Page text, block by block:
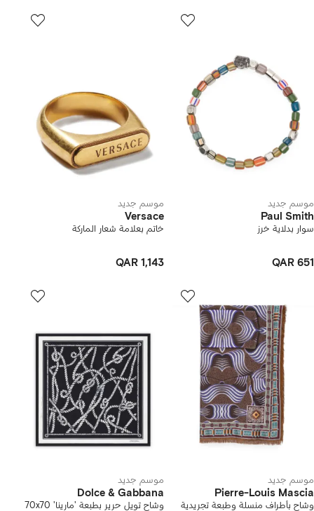
موسم جديد
Paul Smith
سوار بدلاية خرز
QAR 651
موسم جديد
Versace
خاتم بعلامة شعار الماركة
QAR 1,143
موسم جديد
Pierre-Louis Mascia
وشاح بأطراف منسلة وطبعة تجريدية
موسم جديد
Dolce & Gabbana
وشاح تويل حرير بطبعة 'مارينا' 70x70